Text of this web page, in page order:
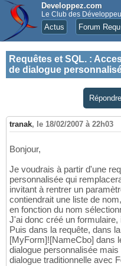
Developpez.com
Le Club des
Actus Forum
Requêtes et SQL. :
de dialogue
tranak, le 18/02/2007 à 22h03
Bonjour,
Je voudrais à partir d'une
personnalisée qui
invitant à rentrer un
contiendrait une liste de
en fonction du nom
J'ai donc créé un
Puis dans la requête, dans
[MyForm]![NameCbo] dans
dialogue personnalisée
dialogue traditionnelle avec